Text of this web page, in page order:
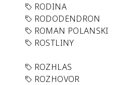
RODINA
RODODENDRON
ROMAN POLANSKI
ROSTLINY
ROZHLAS
ROZHOVOR